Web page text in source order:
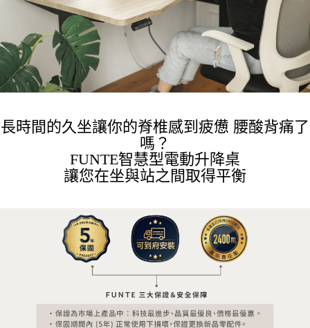
長時間的久坐讓你的脊椎感到疲憊 腰酸背痛了
嗎？
FUNTE智慧型電動升降桌
讓您在坐與站之間取得平衡